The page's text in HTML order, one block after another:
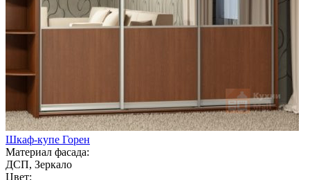
Шкаф-купе Горен
Материал фасада:
ДСП, Зеркало
Цвет: